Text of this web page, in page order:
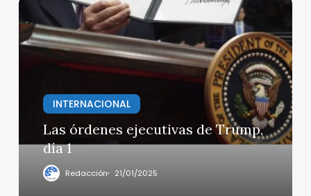
Las
órdenes
ejecutivas
INTERNACIONAL
Las órdenes ejecutivas de Trump,
día 1
Redacción 21/01/2025